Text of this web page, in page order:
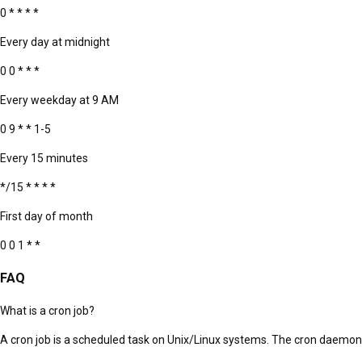
0 * * * *
Every day at midnight
0 0 * * *
Every weekday at 9 AM
0 9 * * 1-5
Every 15 minutes
*/15 * * * *
First day of month
0 0 1 * *
FAQ
What is a cron job?
A cron job is a scheduled task on Unix/Linux systems. The cron daemon